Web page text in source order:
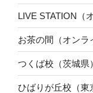
LIVE STATION（
お茶の間（オンラ
つくば校（茨城県）
ひばりが丘校（東